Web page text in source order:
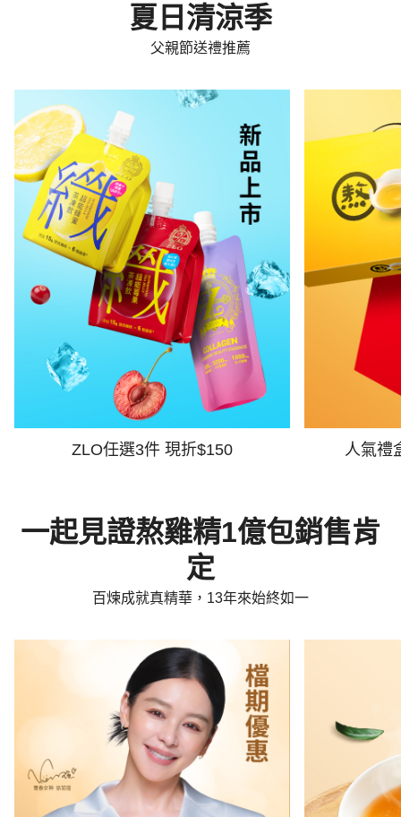
夏日清涼季
父親節送禮推薦
ZLO任選3件 現折$150 人氣禮
一起見證熬雞精1億包銷售肯
定
百煉成就真精華，13年來始終如一